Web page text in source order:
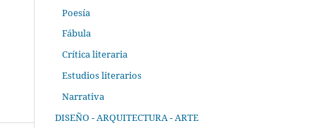
Poesía
Fábula
Crítica literaria
Estudios literarios
Narrativa
DISEÑO - ARQUITECTURA - ARTE